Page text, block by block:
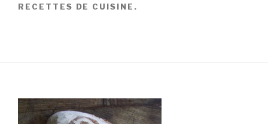
RECETTES DE CUISINE.